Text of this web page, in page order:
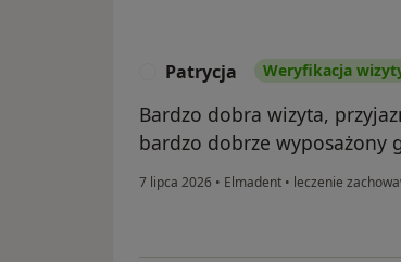
Patrycja Weryfikacja
Bardzo dobra wizyta,
bardzo dobrze wyposażony
7 lipca 2026 • Elmadent • leczenie